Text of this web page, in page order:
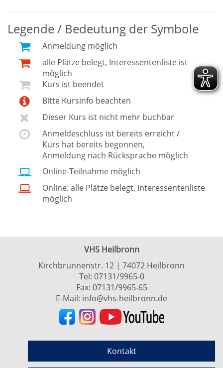
Legende / Bedeutung der Symbole
Anmeldung möglich
alle Plätze belegt, Interessentenliste ist
möglich
Kurs ist beendet
Bitte Kursinfo beachten
Dieser Kurs ist nicht mehr buchbar
Anmeldeschluss ist bereits erreicht /
Kurs hat bereits begonnen,
Anmeldung nach Rücksprache möglich
Online-Teilnahme möglich
Online: alle Plätze belegt, Interessentenliste
möglich
VHS Heilbronn
Kirchbrunnenstr. 12 | 74072 Heilbronn
Tel: 07131/9965-0
Fax: 07131/9965-65
E-Mail: info@vhs-heilbronn.de
Kontakt